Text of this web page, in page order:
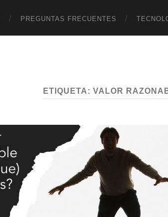
PREGUNTAS FRECUENTES
ETIQUETA: VALOR